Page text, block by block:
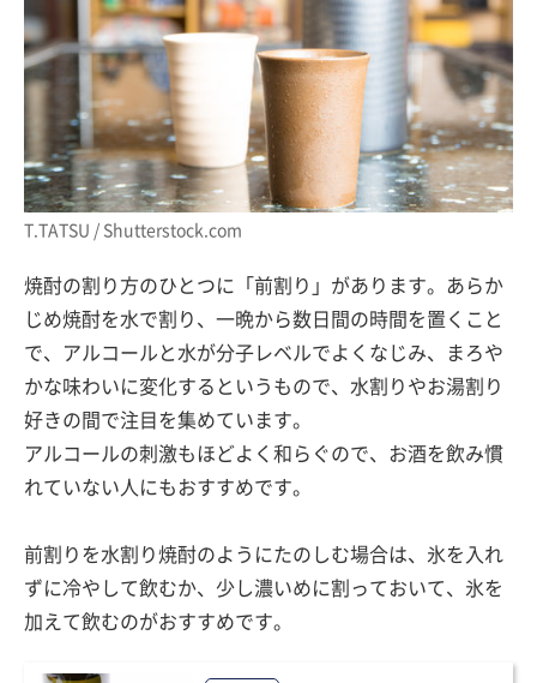
T.TATSU / Shutterstock.com
焼酎の割り方のひとつに「前割り」があります。あらか
じめ焼酎を水で割り、一晩から数日間の時間を置くこと
で、アルコールと水が分子レベルでよくなじみ、まろや
かな味わいに変化するというもので、水割りやお湯割り
好きの間で注目を集めています。
アルコールの刺激もほどよく和らぐので、お酒を飲み慣
れていない人にもおすすめです。
前割りを水割り焼酎のようにたのしむ場合は、氷を入れ
ずに冷やして飲むか、少し濃いめに割っておいて、氷を
加えて飲むのがおすすめです。